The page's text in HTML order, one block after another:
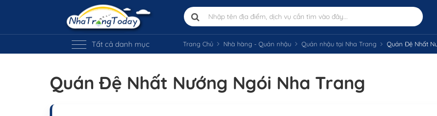
Tất cả danh mục Trang Chủ Nhà hàng - Quán nhậu Quán nhậu tại Nha Trang Quán Đệ Nhất
Quán Đệ Nhất Nướng Ngói Nha Trang